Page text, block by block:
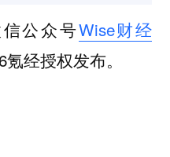
公众号Wise财经
经授权发布。